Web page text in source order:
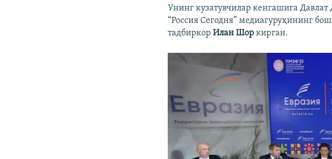
Унинг кузатувчилар кенгашига
“Россия Сегодня” медиагуруҳининг
тадбиркорИлан Шор кирган.